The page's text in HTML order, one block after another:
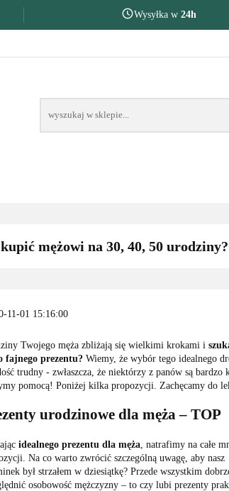
Wysyłka w 24h
mężowi na 30, 40, 50 urodziny?
11-01 15:16:00
Twojego męża zbliżają się wielkimi krokami i
fajnego prezentu?Wiemy, że wybór tego idealnego
trudny - zwłaszcza, że niektórzy z panów są bardzo
pomocą! Poniżej kilka propozycji. Zachęcamy do
urodzinowe dla męża ‒ TOP
idealnego prezentu dla męża, natrafimy na całe
Na co warto zwrócić szczególną uwagę, aby nasz
był strzałem w dziesiątkę? Przede wszystkim
osobowość mężczyzny ‒ to czy lubi prezenty